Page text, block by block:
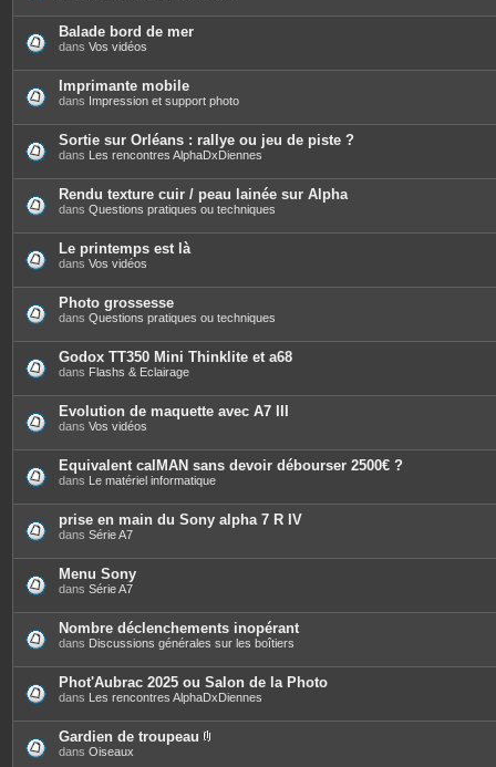
t
Balade bord de mer
dans Vos vidéos
Imprimante mobile
dans Impression et support photo
Sortie sur Orléans : rallye ou jeu de piste ?
dans Les rencontres AlphaDxDiennes
Rendu texture cuir / peau lainée sur Alpha
dans Questions pratiques ou techniques
Le printemps est là
dans Vos vidéos
Photo grossesse
dans Questions pratiques ou techniques
Godox TT350 Mini Thinklite et a68
dans Flashs & Eclairage
Evolution de maquette avec A7 III
dans Vos vidéos
Equivalent calMAN sans devoir débourser 2500€ ?
dans Le matériel informatique
prise en main du Sony alpha 7 R IV
dans Série A7
Menu Sony
dans Série A7
Nombre déclenchements inopérant
dans Discussions générales sur les boîtiers
Phot'Aubrac 2025 ou Salon de la Photo
dans Les rencontres AlphaDxDiennes
Gardien de troupeau
dans Oiseaux